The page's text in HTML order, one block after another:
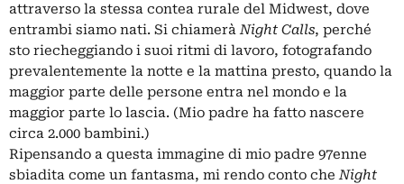
attraverso la stessa contea rurale del Midwest, dove
entrambi siamo nati. Si chiameràNight Calls, perché
sto riecheggiando i suoi ritmi di lavoro, fotografando
prevalentemente la notte e la mattina presto, quando la
maggior parte delle persone entra nel mondo e la
maggior parte lo lascia. (Mio padre ha fatto nascere
circa 2.000 bambini.)
Ripensando a questa immagine di mio padre 97enne
sbiadita come un fantasma, mi rendo conto cheNight